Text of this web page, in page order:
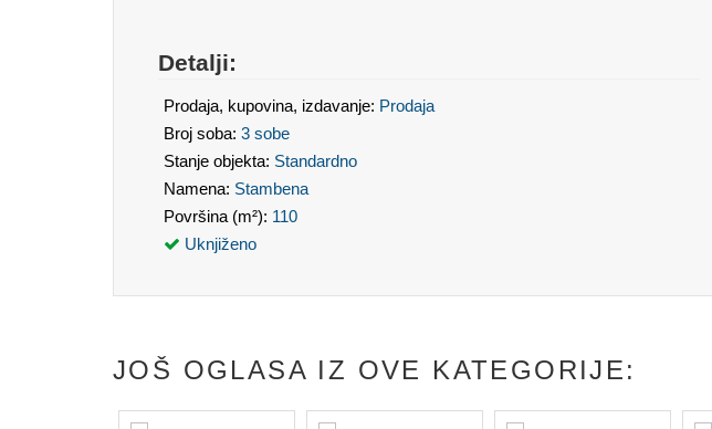
Detalji:
Prodaja, kupovina, izdavanje: Prodaja
Broj soba: 3 sobe
Stanje objekta: Standardno
Namena: Stambena
Površina (m²): 110
Uknjiženo
JOŠ OGLASA IZ OVE KATEGORIJE: